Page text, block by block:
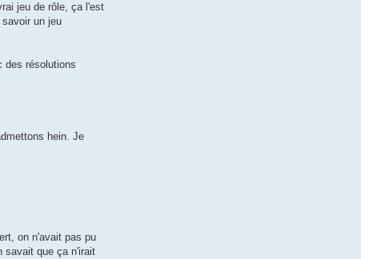
jeu de rôle, ça l'est
un jeu
des résolutions
hein. Je
on n'avait pas pu
savait que ça n'irait